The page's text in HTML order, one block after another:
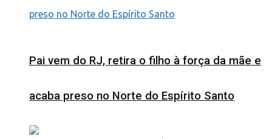
Pai vem do RJ, retira o filho à força da mãe e
acaba preso no Norte do Espírito Santo